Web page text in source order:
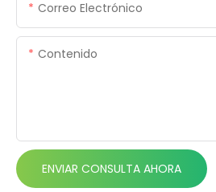
Correo Electrónico
Contenido
ENVIAR CONSULTA AHORA